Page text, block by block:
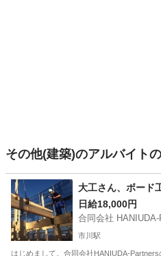
その他(建築)のアルバイト
大工さん、ボード
日給18,000円
合同会社 HANIUDA-
市川駅
はじめまして。合同会社HANIUDA-